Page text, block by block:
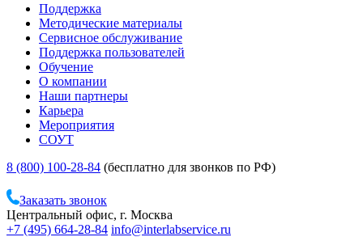
Поддержка
Методические материалы
Сервисное обслуживание
Поддержка пользователей
Обучение
О компании
Наши партнеры
Карьера
Мероприятия
СОУТ
8 (800) 100-28-84 (бесплатно для звонков по РФ)
Заказать звонок
Центральный офис, г. Москва
+7 (495) 664-28-84 info@interlabservice.ru